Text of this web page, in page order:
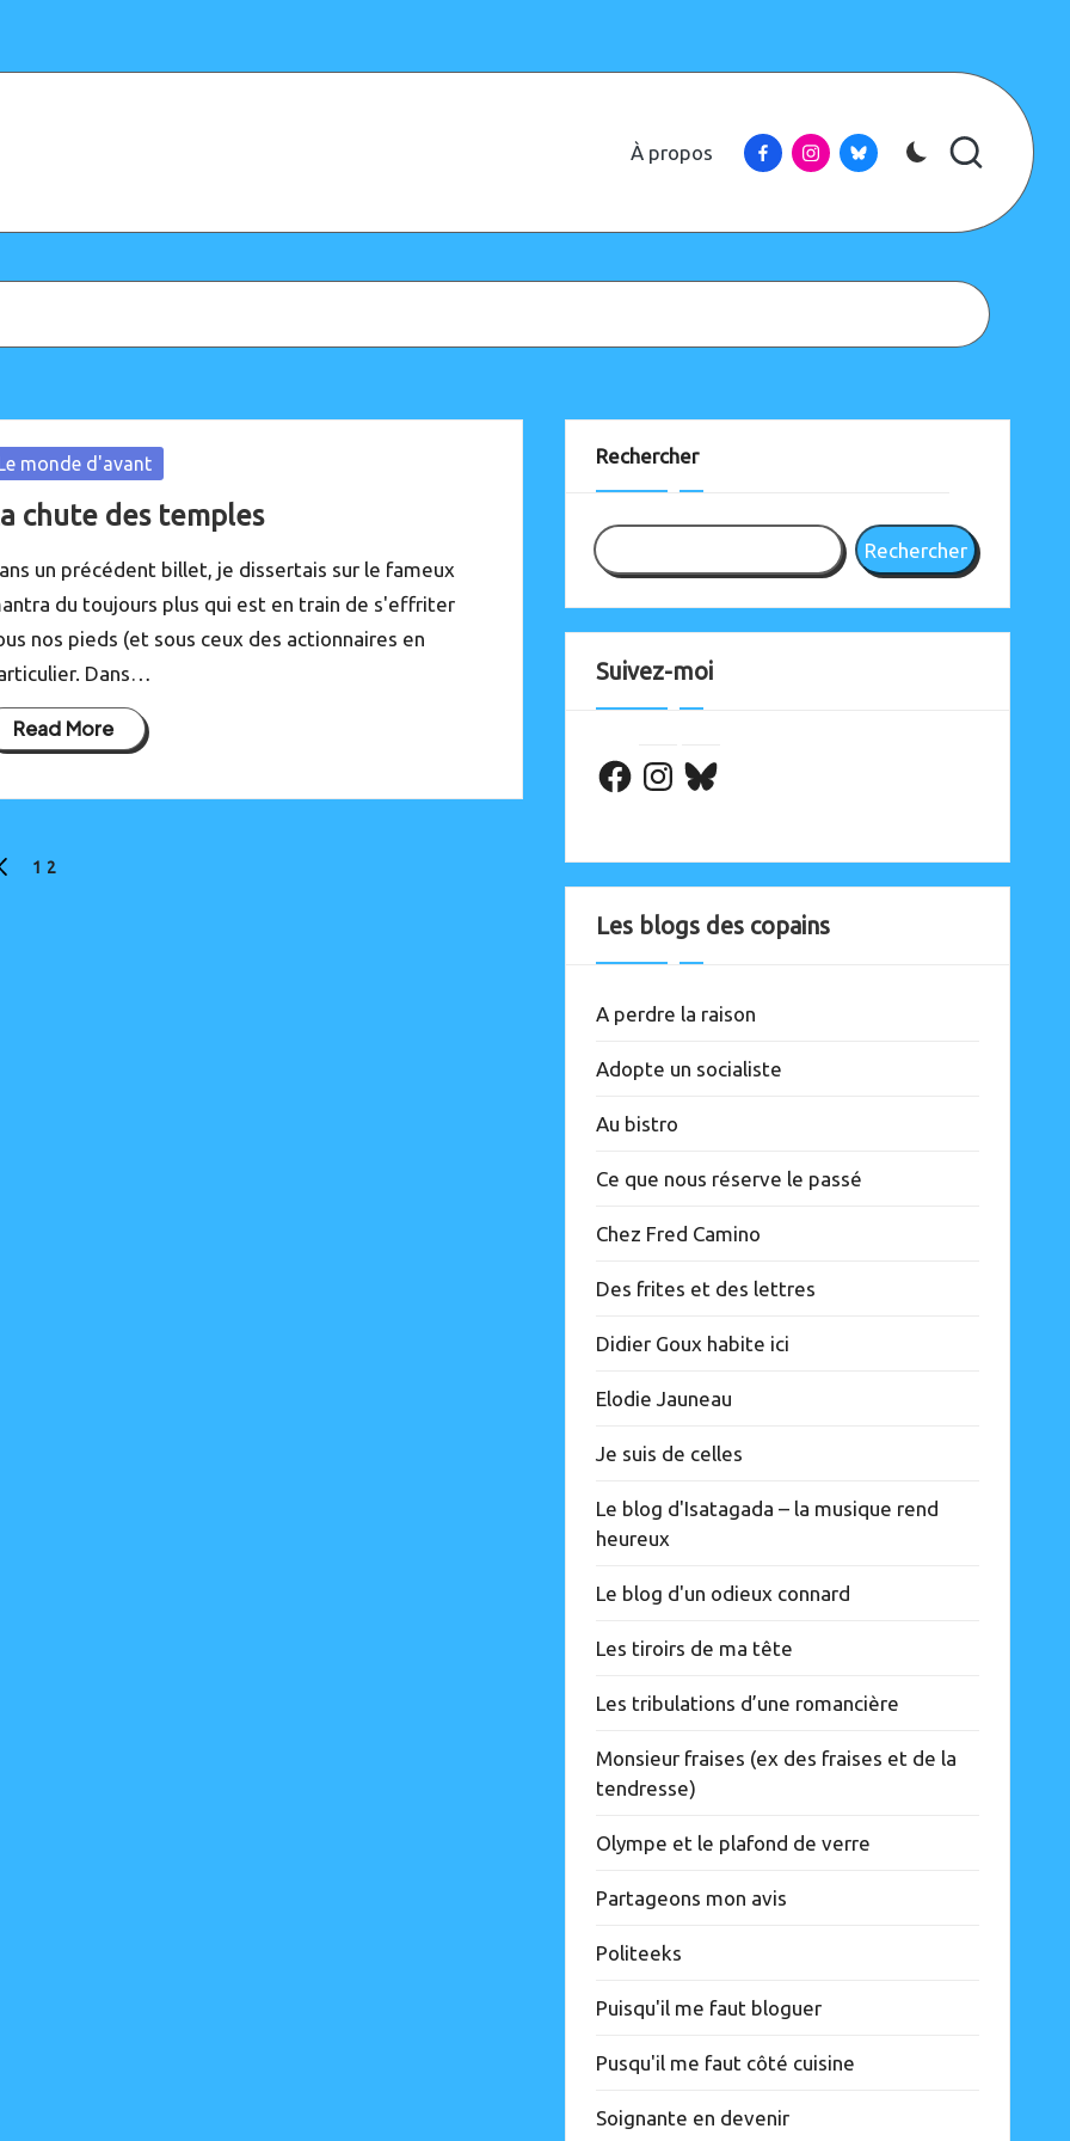
À propos FacebookInstagram
Bluesky
monde d'avant
chute des temples
un précédent billet, je dissertais sur le fameux
du toujours plus qui est en train de s'effriter
nos pieds (et sous ceux des actionnaires en
Dans…
Read More
PREVIOUS
1 2
Rechercher
Rechercher
Suivez-moi
Facebook
Instagram
Les blogs des copains
A perdre la raison
Adopte un socialiste
Au bistro
Ce que nous réserve le passé
Chez Fred Camino
Des frites et des lettres
Didier Goux habite ici
Elodie Jauneau
Je suis de celles
Le blog d'Isatagada – la musique rend
heureux
Le blog d'un odieux connard
Les tiroirs de ma tête
Les tribulations d’une romancière
Monsieur fraises (ex des fraises et de la
tendresse)
Olympe et le plafond de verre
Partageons mon avis
Politeeks
Puisqu'il me faut bloguer
Pusqu'il me faut côté cuisine
Soignante en devenir